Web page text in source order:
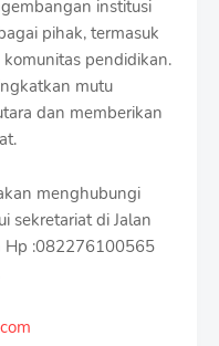
institusi
pihak, termasuk
pendidikan.
mutu
dan memberikan
menghubungi
sekretariat di Jalan
Hp :082276100565